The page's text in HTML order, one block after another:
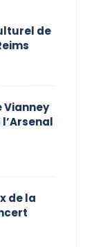
de
Vianney
de la